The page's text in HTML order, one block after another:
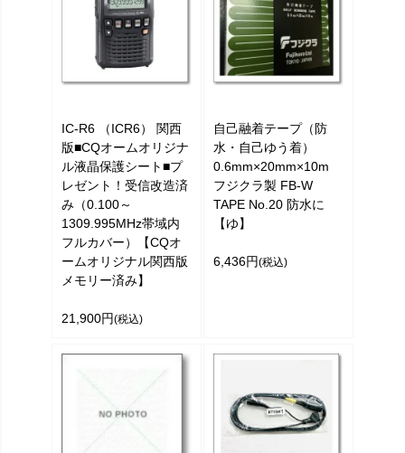
IC-R6 （ICR6） 関西
版■CQオームオリジナ
ル液晶保護シート■プ
レゼント！受信改造済
み（0.100～
1309.995MHz帯域内
フルカバー）【CQオ
ームオリジナル関西版
メモリー済み】
21,900円(税込)
自己融着テープ（防
水・自己ゆう着）
0.6mm×20mm×10m
フジクラ製 FB-W
TAPE No.20 防水に
【ゆ】
6,436円(税込)